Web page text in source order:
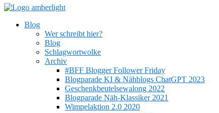
Blog
Wer schreibt hier?
Blog
Schlagwortwolke
Archiv
#BFF Blogger Follower Friday
Blogparade KI & Nähblogs ChatGPT 2023
Geschenkbeutelsewalong 2022
Blogparade Näh-Klassiker 2021
Wimpelaktion 2.0 2020